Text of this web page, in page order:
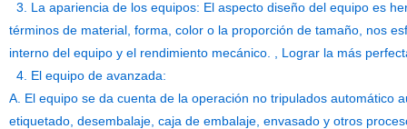
3. La apariencia de los equipos: El aspecto diseño del equipo es
términos de material, forma, color o la proporción de tamaño, nos
interno del equipo y el rendimiento mecánico. , Lograr la más
4. El equipo de avanzada:
A. El equipo se da cuenta de la operación no tripulados automático
etiquetado, desembalaje, caja de embalaje, envasado y otros